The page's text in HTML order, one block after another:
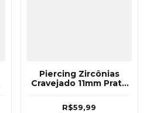
Piercing Zircônias
Cravejado 11mm Prata
R$59,99